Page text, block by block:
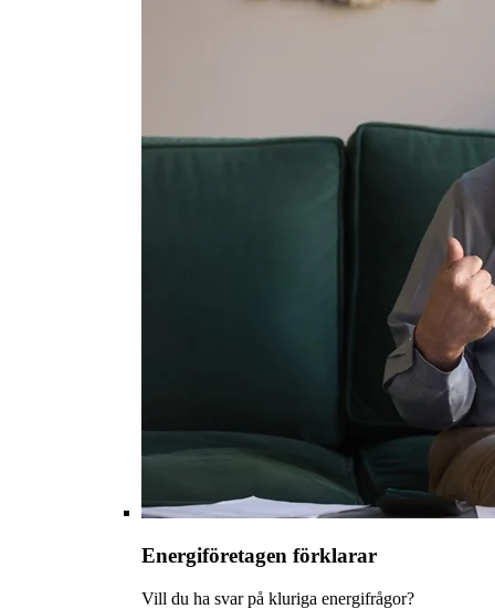
Energiföretagen förklarar
Vill du ha svar på kluriga energifrågor?